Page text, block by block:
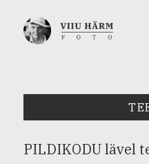
PILDIKODU lävel